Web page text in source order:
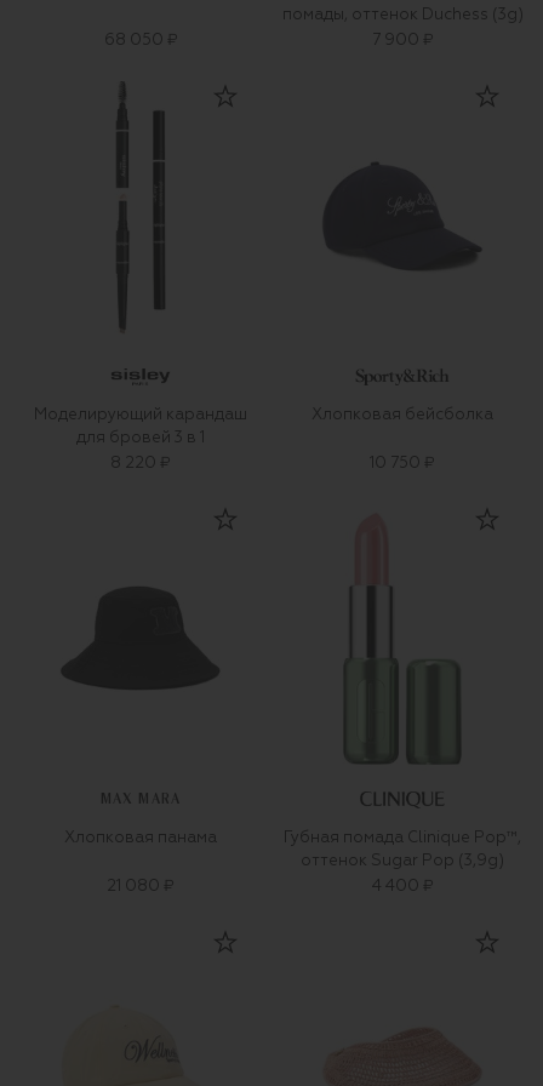
68 050 ₽
помады, оттенок Duchess (3g)
7 900 ₽
Моделирующий карандаш
для бровей 3 в 1
8 220 ₽
Хлопковая бейсболка
10 750 ₽
MAX MARA
Хлопковая панама
21 080 ₽
Губная помада Clinique Pop™,
оттенок Sugar Pop (3,9g)
4 400 ₽